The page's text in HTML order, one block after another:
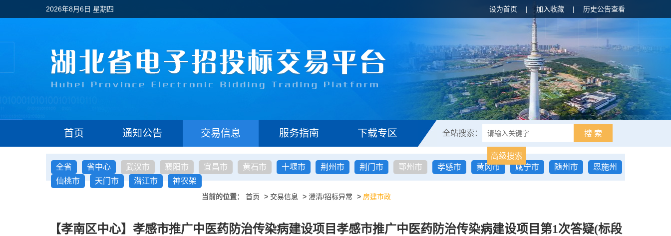
2026年8月6日 星期四 设为首页 | 加入收藏 | 历史公告查看
首页 通知公告 交易信息 服务指南 下载专区 全站搜索： 搜 索
高级搜索
全省
省中心 武汉市 襄阳市 宜昌市 黄石市 十堰市 荆州市 荆门市 鄂州市 孝感市 黄冈市 咸宁市 随州市
恩施州
仙桃市
天门市 潜江市 神农架
当前的位置： 首页 > 交易信息 > 澄清/招标异常 > 房建市政
【孝南区中心】孝感市推广中医药防治传染病建设项目孝感市推广中医药防治传染病建设项目第1次答疑(标段